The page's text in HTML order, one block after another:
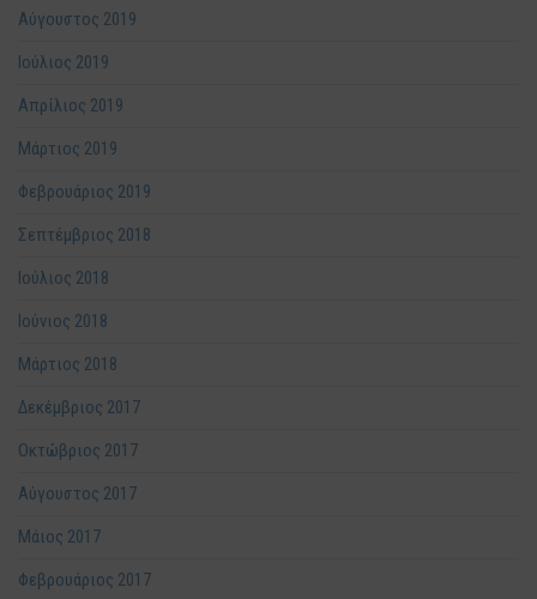
Αύγουστος 2019
Ιούλιος 2019
Απρίλιος 2019
Μάρτιος 2019
Φεβρουάριος 2019
Σεπτέμβριος 2018
Ιούλιος 2018
Ιούνιος 2018
Μάρτιος 2018
Δεκέμβριος 2017
Οκτώβριος 2017
Αύγουστος 2017
Μάιος 2017
Φεβρουάριος 2017